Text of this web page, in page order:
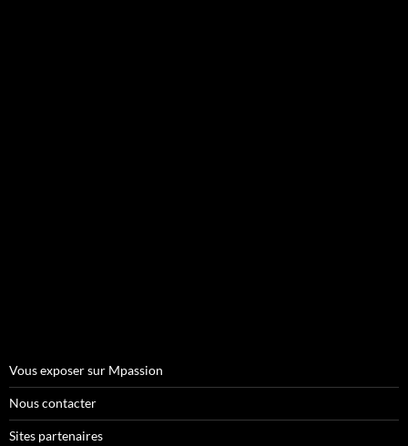
Vous exposer sur Mpassion
Nous contacter
Sites partenaires